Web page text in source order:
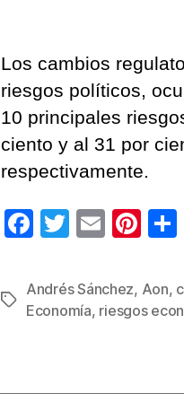
Los cambios
riesgos políticos,
10 principales
ciento y al 31 por
respectivamente.
F
c
e
o
T
tt
er
E
ail
Pi
er
e
Etiquetas
Andrés Sánchez, Aon,
Economía, riesgos